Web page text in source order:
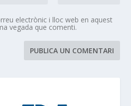
electrònic i lloc web en aquest
vegada que comenti.